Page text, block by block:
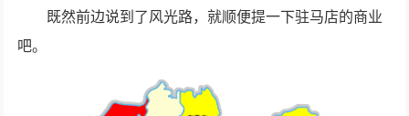
既然前边说到了风光路，就顺便提一下驻马店的商业
吧。